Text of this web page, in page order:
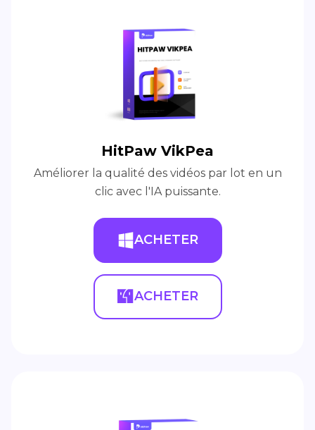
HitPaw VikPea
Améliorer la qualité des vidéos par lot en un
clic avec l'IA puissante.
ACHETER
ACHETER